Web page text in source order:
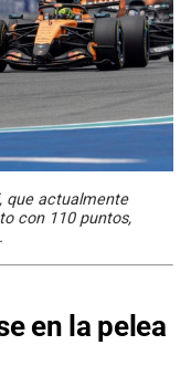
que actualmente
con 110 puntos,
en la pelea